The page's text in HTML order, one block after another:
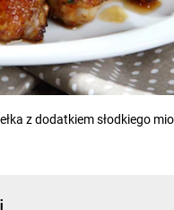
z dodatkiem słodkiego